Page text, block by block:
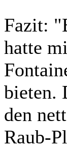
Fazit:
hatte
bieten.
den
Raub-